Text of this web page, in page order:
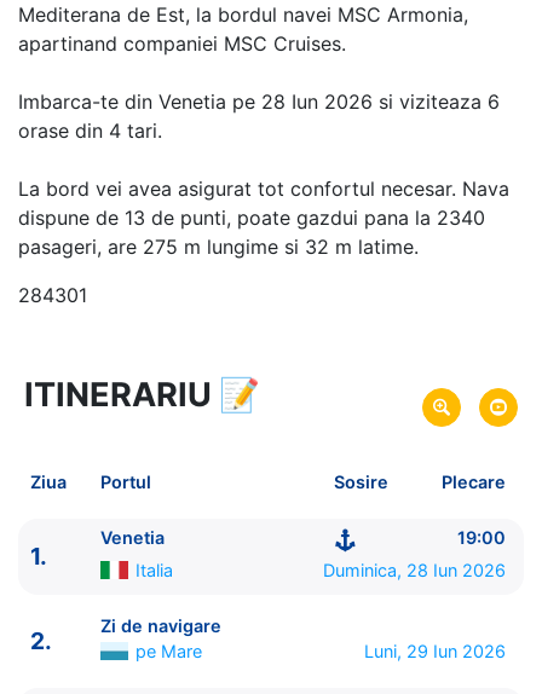
Mediterana de Est, la bordul navei MSC Armonia,
apartinand companiei MSC Cruises.
Imbarca-te din Venetia pe 28 Iun 2026 si viziteaza 6
orase din 4 tari.
La bord vei avea asigurat tot confortul necesar. Nava
dispune de 13 de punti, poate gazdui pana la 2340
pasageri, are 275 m lungime si 32 m latime.
284301
8 zile vacanta de croaziera in
Marea Mediterana de Est -
Plecare pe 28 Iun 2026 din Venetia, Italia
MSC Cruises
ITINERARIU 📝
Ziua Portul Sosire Plecare
1.
Venetia
19:00
Italia
Duminica, 28 Iun 2026
2.
Zi de navigare
pe Mare
Luni, 29 Iun 2026